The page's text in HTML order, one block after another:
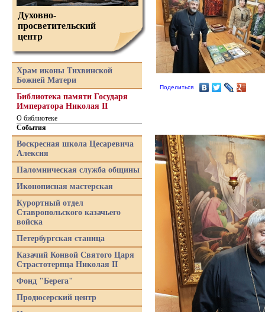
Поделиться
Духовно-
просветительский
центр
Храм иконы Тихвинской
Божией Матери
Библиотека памяти Государя
Императора Николая II
О библиотеке
События
Воскресная школа Цесаревича
Алексия
Паломническая служба общины
Иконописная мастерская
Курортный отдел
Ставропольского казачьего
войска
Петербургская станица
Казачий Конвой Святого Царя
Страстотерпца Николая II
Фонд "Берега"
Продюсерский центр